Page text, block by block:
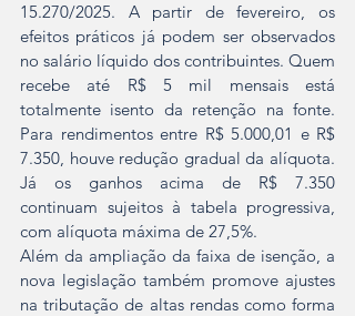
15.270/2025. A partir de fevereiro, os
efeitos práticos já podem ser observados
no salário líquido dos contribuintes. Quem
recebe até R$ 5 mil mensais está
totalmente isento da retenção na fonte.
Para rendimentos entre R$ 5.000,01 e R$
7.350, houve redução gradual da alíquota.
Já os ganhos acima de R$ 7.350
continuam sujeitos à tabela progressiva,
com alíquota máxima de 27,5%.
Além da ampliação da faixa de isenção, a
nova legislação também promove ajustes
na tributação de altas rendas como forma